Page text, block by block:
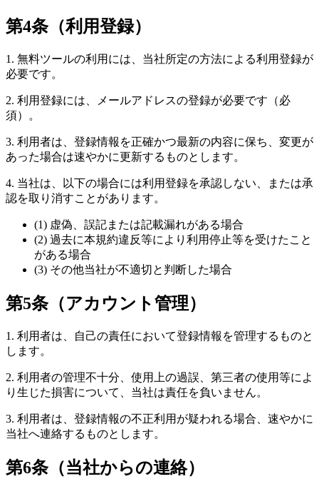
第4条（利用登録）
1. 無料ツールの利用には、当社所定の方法による利用登録が
必要です。
2. 利用登録には、メールアドレスの登録が必要です（必
須）。
3. 利用者は、登録情報を正確かつ最新の内容に保ち、変更が
あった場合は速やかに更新するものとします。
4. 当社は、以下の場合には利用登録を承認しない、または承
認を取り消すことがあります。
(1) 虚偽、誤記または記載漏れがある場合
(2) 過去に本規約違反等により利用停止等を受けたこと
がある場合
(3) その他当社が不適切と判断した場合
第5条（アカウント管理）
1. 利用者は、自己の責任において登録情報を管理するものと
します。
2. 利用者の管理不十分、使用上の過誤、第三者の使用等によ
り生じた損害について、当社は責任を負いません。
3. 利用者は、登録情報の不正利用が疑われる場合、速やかに
当社へ連絡するものとします。
第6条（当社からの連絡）